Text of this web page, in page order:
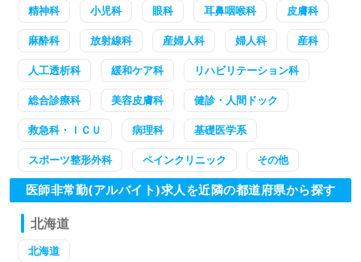
精神科 小児科 眼科 耳鼻咽喉科 皮膚科
麻酔科 放射線科 産婦人科 婦人科 産科
人工透析科 緩和ケア科 リハビリテーション科
総合診療科 美容皮膚科 健診・人間ドック
救急科・ＩＣＵ 病理科 基礎医学系
スポーツ整形外科 ペインクリニック その他
医師非常勤(アルバイト)求人を近隣の都道府県から探す
北海道
北海道